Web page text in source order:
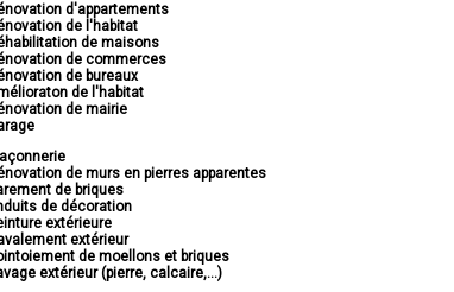
d'appartements
de l'habitat
de maisons
de commerces
de bureaux
de l'habitat
de mairie
de murs en pierres apparentes
de briques
de décoration
extérieure
extérieur
de moellons et briques
extérieur (pierre, calcaire,...)